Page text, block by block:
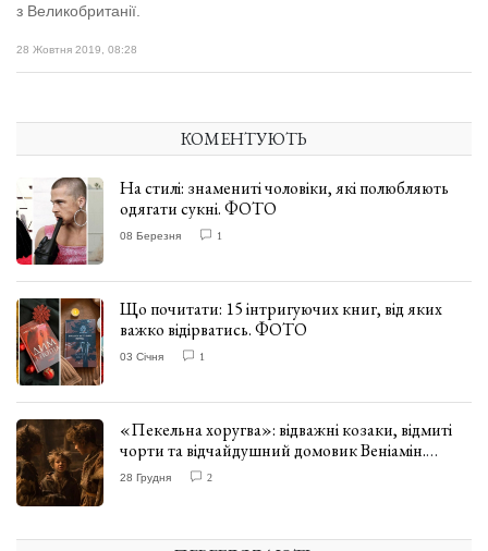
з Великобританії.
28 Жовтня 2019, 08:28
КОМЕНТУЮТЬ
На стилі: знамениті чоловіки, які полюбляють
одягати сукні. ФОТО
08 Березня 1
Що почитати: 15 інтригуючих книг, від яких
важко відірватись. ФОТО
03 Січня 1
«Пекельна хоругва»: відважні козаки, відмиті
чорти та відчайдушний домовик Веніамін.
ВІДГУК
28 Грудня 2